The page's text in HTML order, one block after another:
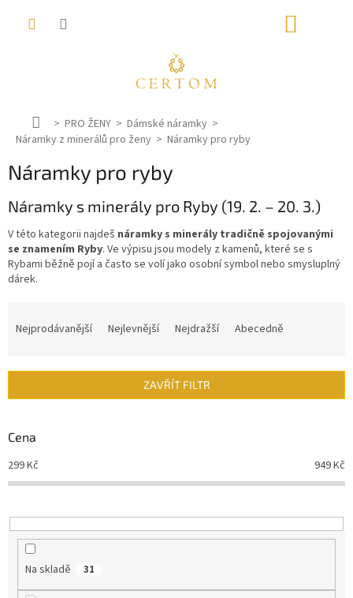
D
o
ů
PRO ŽENY
Dámské náramky
Náramky z minerálů pro ženy
Náramky pro ryby
Náramky pro ryby
Náramky s minerály pro Ryby (19. 2. – 20. 3.)
V této kategorii najdeš náramky s minerály tradičně spojovanými
se znamením Ryby. Ve výpisu jsou modely z kamenů, které se s
Rybami běžně pojí a často se volí jako osobní symbol nebo smysluplný
dárek.
í
r
o
d
u
t
ů
Nejprodávanější Nejlevnější Nejdražší Abecedně
ZAVŘÍT FILTR
Cena
299Kč 949Kč
Na skladě 31